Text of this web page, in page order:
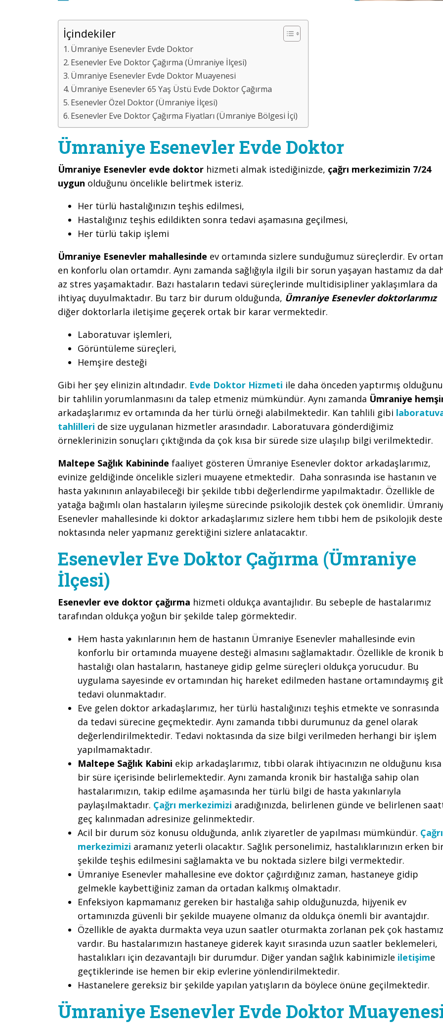
İçindekiler
Ümraniye Esenevler Evde Doktor
Esenevler Eve Doktor Çağırma (Ümraniye İlçesi)
Ümraniye Esenevler Evde Doktor Muayenesi
Ümraniye Esenevler 65 Yaş Üstü Evde Doktor Çağırma
Esenevler Özel Doktor (Ümraniye İlçesi)
Esenevler Eve Doktor Çağırma Fiyatları (Ümraniye Bölgesi İçi)
Ümraniye Esenevler Evde Doktor
Ümraniye Esenevler evde doktor hizmeti almak istediğinizde, çağrı merkezimizin 7/24
uygun olduğunu öncelikle belirtmek isteriz.
Her türlü hastalığınızın teşhis edilmesi,
Hastalığınız teşhis edildikten sonra tedavi aşamasına geçilmesi,
Her türlü takip işlemi
Ümraniye Esenevler mahallesinde ev ortamında sizlere sunduğumuz süreçlerdir. Ev
en konforlu olan ortamdır. Aynı zamanda sağlığıyla ilgili bir sorun yaşayan hastamız da
az stres yaşamaktadır. Bazı hastaların tedavi süreçlerinde multidisipliner yaklaşımlara da
ihtiyaç duyulmaktadır. Bu tarz bir durum olduğunda, Ümraniye Esenevler doktorlarımız
diğer doktorlarla iletişime geçerek ortak bir karar vermektedir.
Laboratuvar işlemleri,
Görüntüleme süreçleri,
Hemşire desteği
Gibi her şey elinizin altındadır. Evde Doktor Hizmeti ile daha önceden yaptırmış
bir tahlilin yorumlanmasını da talep etmeniz mümkündür. Aynı zamanda Ümraniye
arkadaşlarımız ev ortamında da her türlü örneği alabilmektedir. Kan tahlili gibi
tahlilleri de size uygulanan hizmetler arasındadır. Laboratuvara gönderdiğimiz
örneklerinizin sonuçları çıktığında da çok kısa bir sürede size ulaşılıp bilgi verilmektedir.
Maltepe Sağlık Kabininde faaliyet gösteren Ümraniye Esenevler doktor arkadaşlarımız,
evinize geldiğinde öncelikle sizleri muayene etmektedir. Daha sonrasında ise hastanın ve
hasta yakınının anlayabileceği bir şekilde tıbbi değerlendirme yapılmaktadır. Özellikle de
yatağa bağımlı olan hastaların iyileşme sürecinde psikolojik destek çok önemlidir.
Esenevler mahallesinde ki doktor arkadaşlarımız sizlere hem tıbbi hem de psikolojik
noktasında neler yapmanız gerektiğini sizlere anlatacaktır.
Esenevler Eve Doktor Çağırma (Ümraniye
İlçesi)
Esenevler eve doktor çağırma hizmeti oldukça avantajlıdır. Bu sebeple de hastalarımız
tarafından oldukça yoğun bir şekilde talep görmektedir.
Hem hasta yakınlarının hem de hastanın Ümraniye Esenevler mahallesinde evin
konforlu bir ortamında muayene desteği almasını sağlamaktadır. Özellikle de kronik
hastalığı olan hastaların, hastaneye gidip gelme süreçleri oldukça yorucudur. Bu
uygulama sayesinde ev ortamından hiç hareket edilmeden hastane ortamındaymış
tedavi olunmaktadır.
Eve gelen doktor arkadaşlarımız, her türlü hastalığınızı teşhis etmekte ve sonrasında
da tedavi sürecine geçmektedir. Aynı zamanda tıbbi durumunuz da genel olarak
değerlendirilmektedir. Tedavi noktasında da size bilgi verilmeden herhangi bir işlem
yapılmamaktadır.
Maltepe Sağlık Kabini ekip arkadaşlarımız, tıbbi olarak ihtiyacınızın ne olduğunu kısa
bir süre içerisinde belirlemektedir. Aynı zamanda kronik bir hastalığa sahip olan
hastalarımızın, takip edilme aşamasında her türlü bilgi de hasta yakınlarıyla
paylaşılmaktadır. Çağrı merkezimizi aradığınızda, belirlenen günde ve belirlenen
geç kalınmadan adresinize gelinmektedir.
Acil bir durum söz konusu olduğunda, anlık ziyaretler de yapılması mümkündür. Çağrı
merkezimizi aramanız yeterli olacaktır. Sağlık personelimiz, hastalıklarınızın erken
şekilde teşhis edilmesini sağlamakta ve bu noktada sizlere bilgi vermektedir.
Ümraniye Esenevler mahallesine eve doktor çağırdığınız zaman, hastaneye gidip
gelmekle kaybettiğiniz zaman da ortadan kalkmış olmaktadır.
Enfeksiyon kapmamanız gereken bir hastalığa sahip olduğunuzda, hijyenik ev
ortamınızda güvenli bir şekilde muayene olmanız da oldukça önemli bir avantajdır.
Özellikle de ayakta durmakta veya uzun saatler oturmakta zorlanan pek çok hastamız
vardır. Bu hastalarımızın hastaneye giderek kayıt sırasında uzun saatler beklemeleri,
hastalıkları için dezavantajlı bir durumdur. Diğer yandan sağlık kabinimizle iletişime
geçtiklerinde ise hemen bir ekip evlerine yönlendirilmektedir.
Hastanelere gereksiz bir şekilde yapılan yatışların da böylece önüne geçilmektedir.
Ümraniye Esenevler Evde Doktor